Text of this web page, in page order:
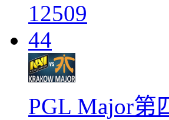
12509
44
PGL Major第